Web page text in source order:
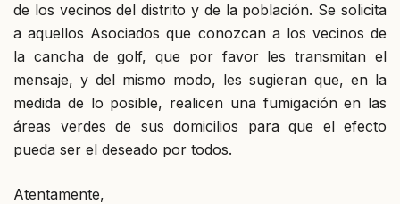
de los vecinos del distrito y de la población. Se solicita
a aquellos Asociados que conozcan a los vecinos de
la cancha de golf, que por favor les transmitan el
mensaje, y del mismo modo, les sugieran que, en la
medida de lo posible, realicen una fumigación en las
áreas verdes de sus domicilios para que el efecto
pueda ser el deseado por todos.
Atentamente,